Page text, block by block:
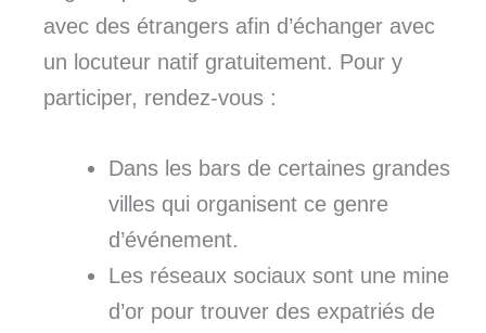
avec des étrangers afin d’échanger avec
un locuteur natif gratuitement. Pour y
participer, rendez-vous :
Dans les bars de certaines grandes
villes qui organisent ce genre
d’événement.
Les réseaux sociaux sont une mine
d’or pour trouver des expatriés de